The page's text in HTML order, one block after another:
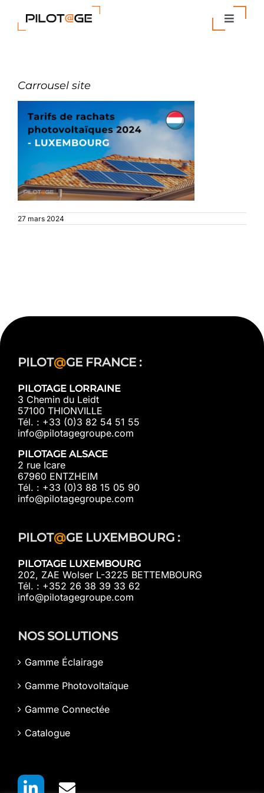
contenu
Toggle
Entreprise
Actualités
Contact
Carrousel site
27 mars 2024
PILOT@GE FRANCE :
PILOTAGE LORRAINE
3 Chemin du Leidt
57100 THIONVILLE
Tél. : +33 (0)3 82 54 51 55
info@pilotagegroupe.com
PILOTAGE ALSACE
2 rue Icare
67960 ENTZHEIM
Tél. : +33 (0)3 88 15 05 90
info@pilotagegroupe.com
PILOT@GE LUXEMBOURG :
PILOTAGE LUXEMBOURG
202, ZAE Wolser L-3225 BETTEMBOURG
Tél. : +352 26 38 39 33 62
info@pilotagegroupe.com
NOS SOLUTIONS
Gamme Éclairage
Gamme Photovoltaïque
Gamme Connectée
Catalogue